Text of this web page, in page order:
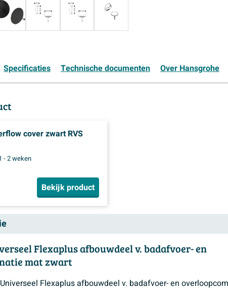
Specificaties Technische documenten Over Hansgrohe
cover zwart RVS
- 2 weken
Bekijk product
Flexaplus afbouwdeel v. badafvoer- en
mat zwart
Flexaplus afbouwdeel v. badafvoer- en